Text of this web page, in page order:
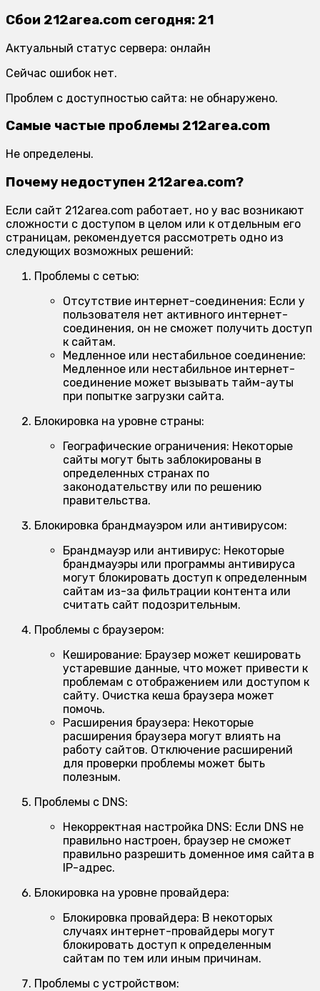
Сбои 212area.com сегодня: 21
Актуальный статус сервера: онлайн
Сейчас ошибок нет.
Проблем с доступностью сайта: не обнаружено.
Самые частые проблемы 212area.com
Не определены.
Почему недоступен 212area.com?
Если сайт 212area.com работает, но у вас возникают
сложности с доступом в целом или к отдельным его
страницам, рекомендуется рассмотреть одно из
следующих возможных решений:
Проблемы с сетью:
Отсутствие интернет-соединения: Если у
пользователя нет активного интернет-
соединения, он не сможет получить доступ
к сайтам.
Медленное или нестабильное соединение:
Медленное или нестабильное интернет-
соединение может вызывать тайм-ауты
при попытке загрузки сайта.
Блокировка на уровне страны:
Географические ограничения: Некоторые
сайты могут быть заблокированы в
определенных странах по
законодательству или по решению
правительства.
Блокировка брандмауэром или антивирусом:
Брандмауэр или антивирус: Некоторые
брандмауэры или программы антивируса
могут блокировать доступ к определенным
сайтам из-за фильтрации контента или
считать сайт подозрительным.
Проблемы с браузером:
Кеширование: Браузер может кешировать
устаревшие данные, что может привести к
проблемам с отображением или доступом к
сайту. Очистка кеша браузера может
помочь.
Расширения браузера: Некоторые
расширения браузера могут влиять на
работу сайтов. Отключение расширений
для проверки проблемы может быть
полезным.
Проблемы с DNS:
Некорректная настройка DNS: Если DNS не
правильно настроен, браузер не сможет
правильно разрешить доменное имя сайта в
IP-адрес.
Блокировка на уровне провайдера:
Блокировка провайдера: В некоторых
случаях интернет-провайдеры могут
блокировать доступ к определенным
сайтам по тем или иным причинам.
Проблемы с устройством: